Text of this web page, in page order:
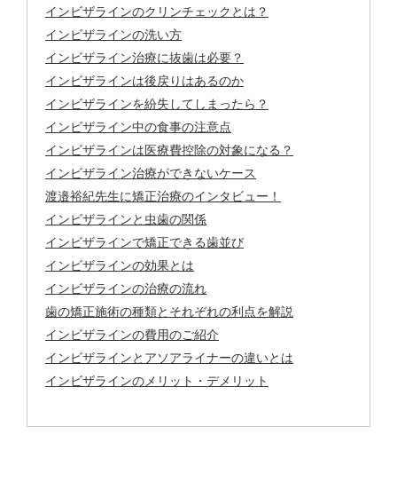
インビザラインのクリンチェックとは？
インビザラインの洗い方
インビザライン治療に抜歯は必要？
インビザラインは後戻りはあるのか
インビザラインを紛失してしまったら？
インビザライン中の食事の注意点
インビザラインは医療費控除の対象になる？
インビザライン治療ができないケース
渡邉裕紀先生に矯正治療のインタビュー！
インビザラインと虫歯の関係
インビザラインで矯正できる歯並び
インビザラインの効果とは
インビザラインの治療の流れ
歯の矯正施術の種類とそれぞれの利点を解説
インビザラインの費用のご紹介
インビザラインとアソアライナーの違いとは
インビザラインのメリット・デメリット